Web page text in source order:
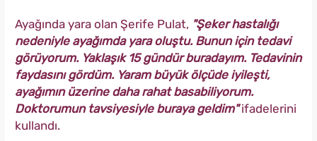
Ayağında yara olan Şerife Pulat, "Şeker hastalığı
nedeniyle ayağımda yara oluştu. Bunun için tedavi
görüyorum. Yaklaşık 15 gündür buradayım. Tedavinin
faydasını gördüm. Yaram büyük ölçüde iyileşti,
ayağımın üzerine daha rahat basabiliyorum.
Doktorumun tavsiyesiyle buraya geldim"ifadelerini
kullandı.